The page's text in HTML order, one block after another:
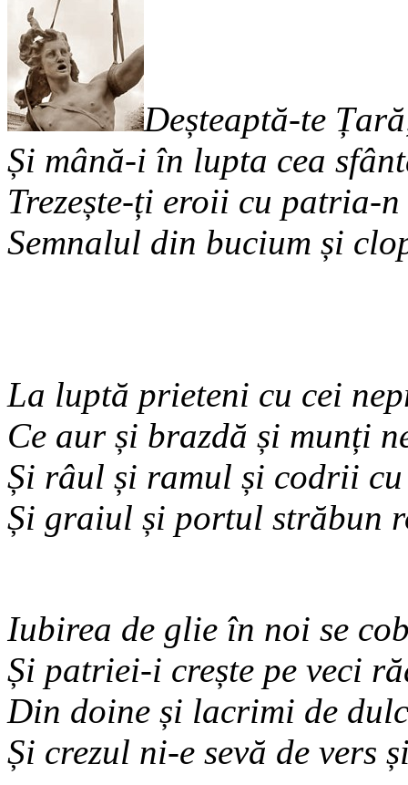
Deșteaptă-te
Și mână-i în lupta cea
Trezește-ți eroii cu patria-n
Semnalul din bucium și
La luptă prieteni cu cei
Ce aur și brazdă și munți
Și râul și ramul și codrii
Și graiul și portul străbun
Iubirea de glie în noi se
Și patriei-i crește pe veci
Din doine și lacrimi de
Și crezul ni-e sevă de vers